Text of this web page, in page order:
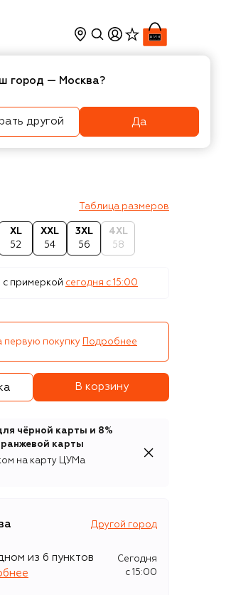
Интерьер
Таблица размеров
XL
52
XXL
54
3XL
56
4XL
58
с примеркой сегодня c 15:00
первую покупку Подробнее
В корзину
чёрной карты и 8%
карты
на карту ЦУМа
Другой город
из 6 пунктов
Сегодня
c 15:00
город — Москва?
другой Да